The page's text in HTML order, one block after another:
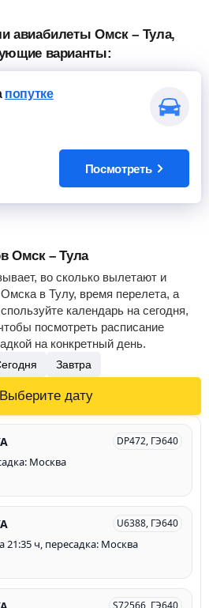
варианты:
попутке
Посмотреть
Омск – Тула
во сколько вылетают и
в Тулу, время перелета, а
календарь на сегодня,
посмотреть расписание
на конкретный день.
Завтра
Выберите дату
DP472, ГЭ640
Москва
U6388, ГЭ640
21:35 ч, пересадка: Москва
S72566, ГЭ640